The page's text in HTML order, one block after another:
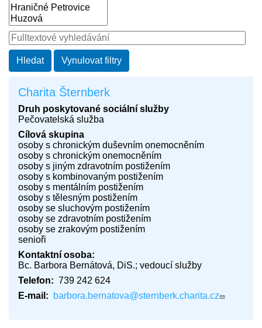
Charita Šternberk
Druh poskytované sociální služby
Pečovatelská služba
Cílová skupina
osoby s chronickým duševním onemocněním
osoby s chronickým onemocněním
osoby s jiným zdravotním postižením
osoby s kombinovaným postižením
osoby s mentálním postižením
osoby s tělesným postižením
osoby se sluchovým postižením
osoby se zdravotním postižením
osoby se zrakovým postižením
senioři
Kontaktní osoba
Bc. Barbora Bernátová, DiS.; vedoucí služby
Telefon
739 242 624
E-mail
barbora.bernatova@sternberk.charita.cz